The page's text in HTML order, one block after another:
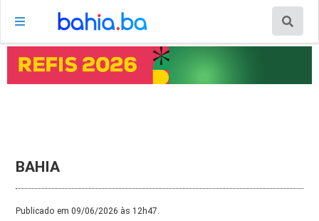
BAHIA
Publicado em 09/06/2026 às 12h47.